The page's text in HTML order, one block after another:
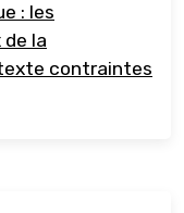
: les
la
contraintes